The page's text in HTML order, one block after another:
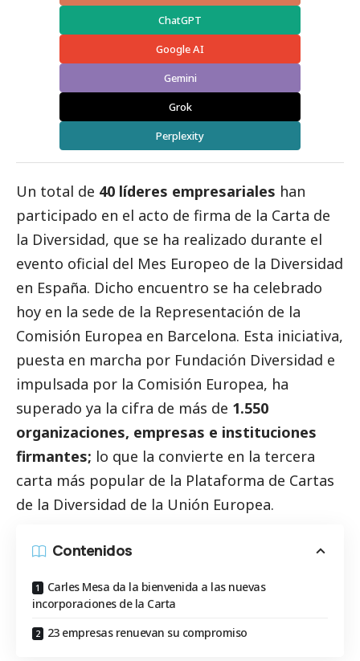
ChatGPT
Google AI
Gemini
Grok
Perplexity
Un total de 40 líderes empresariales han
participado en el acto de firma de la Carta de
la Diversidad, que se ha realizado durante el
evento oficial del Mes Europeo de la Diversidad
en España. Dicho encuentro se ha celebrado
hoy en la sede de la Representación de la
Comisión Europea en Barcelona. Esta iniciativa,
puesta en marcha por Fundación Diversidad e
impulsada por la Comisión Europea, ha
superado ya la cifra de más de 1.550
organizaciones, empresas e instituciones
firmantes; lo que la convierte en la tercera
carta más popular de la Plataforma de Cartas
de la Diversidad de la Unión Europea.
Contenidos
Carles Mesa da la bienvenida a las nuevas
incorporaciones de la Carta
23 empresas renuevan su compromiso